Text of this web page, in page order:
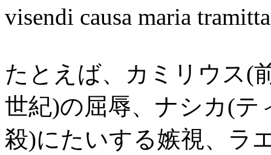
visendi causa maria
たとえば、カミリウス(
世紀)の屈辱、ナシカ(
殺)にたいする嫉視、ラ